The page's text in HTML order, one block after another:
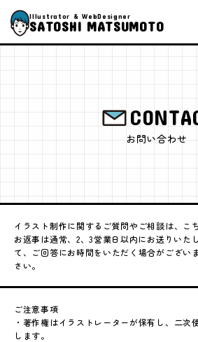
Illustrator & WebDesigner
SATOSHI MATSUMOTO
お問い合わせ
イラスト制作に関するご質問やご相談は、こ
お返事は通常、2、3営業日以内にお送りいた
て、ご回答にお時間をいただく場合がござい
さい。
ご注意事項
・著作権はイラストレーターが保有し、二次
します。